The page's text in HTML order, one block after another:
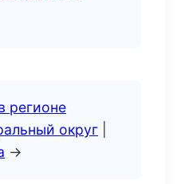
регионе
округ
→